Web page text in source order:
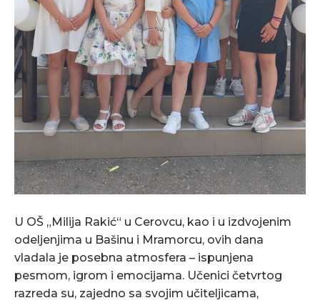
U OŠ „Milija Rakić“ u Cerovcu, kao i u izdvojenim
odeljenjima u Bašinu i Mramorcu, ovih dana
vladala je posebna atmosfera – ispunjena
pesmom, igrom i emocijama. Učenici četvrtog
razreda su, zajedno sa svojim učiteljicama,